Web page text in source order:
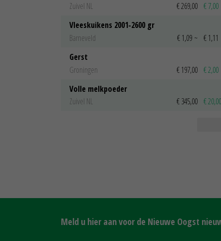
Zuivel NL
€ 269,00 € 7,00
Vleeskuikens 2001-2600 gr
Barneveld
€ 1,09 ~ € 1,11
Gerst
Groningen
€ 197,00 € 2,00
Volle melkpoeder
Zuivel NL
€ 345,00 € 20,00
Meld u hier aan voor de Nieuwe Oogst